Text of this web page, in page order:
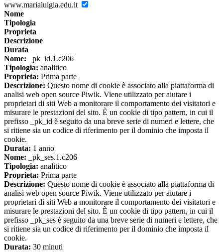
www.marialuigia.edu.it
Nome
Tipologia
Proprieta
Descrizione
Durata
Nome: _pk_id.1.c206
Tipologia: analitico
Proprieta: Prima parte
Descrizione: Questo nome di cookie è associato alla piattaforma di
analisi web open source Piwik. Viene utilizzato per aiutare i
proprietari di siti Web a monitorare il comportamento dei visitatori e
misurare le prestazioni del sito. È un cookie di tipo pattern, in cui il
prefisso _pk_id è seguito da una breve serie di numeri e lettere, che
si ritiene sia un codice di riferimento per il dominio che imposta il
cookie.
Durata: 1 anno
Nome: _pk_ses.1.c206
Tipologia: analitico
Proprieta: Prima parte
Descrizione: Questo nome di cookie è associato alla piattaforma di
analisi web open source Piwik. Viene utilizzato per aiutare i
proprietari di siti Web a monitorare il comportamento dei visitatori e
misurare le prestazioni del sito. È un cookie di tipo pattern, in cui il
prefisso _pk_ses è seguito da una breve serie di numeri e lettere, che
si ritiene sia un codice di riferimento per il dominio che imposta il
cookie.
Durata: 30 minuti